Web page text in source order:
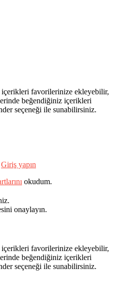
favorilerinize ekleyebilir,
beğendiğiniz içerikleri
seçeneği ile sunabilirsiniz.
Giriş yapın
okudum.
onaylayın.
favorilerinize ekleyebilir,
beğendiğiniz içerikleri
seçeneği ile sunabilirsiniz.